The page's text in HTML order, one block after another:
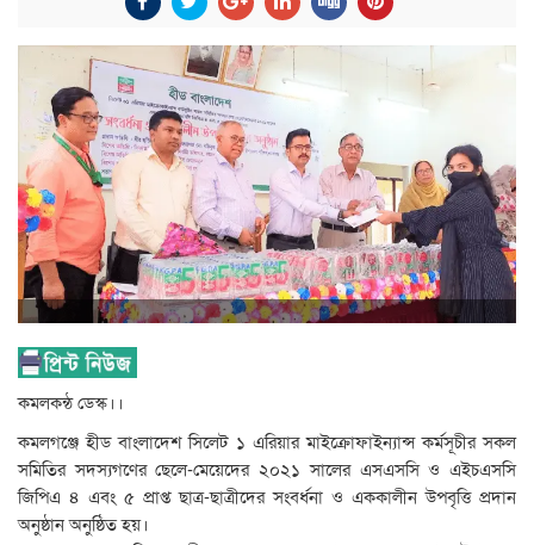
কমলকন্ঠ ডেস্ক।।
কমলগঞ্জে হীড বাংলাদেশ সিলেট ১ এরিয়ার মাইক্রোফাইন্যান্স কর্মসূচীর সকল
সমিতির সদস্যগণের ছেলে-মেয়েদের ২০২১ সালের এসএসসি ও এইচএসসি
জিপিএ ৪ এবং ৫ প্রাপ্ত ছাত্র-ছাত্রীদের সংবর্ধনা ও এককালীন উপবৃত্তি প্রদান
অনুষ্ঠান অনুষ্ঠিত হয়।